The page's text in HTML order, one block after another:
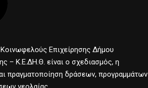
Επιχείρησης Δήμου
– Κ.Ε.ΔΗ.Θ. είναι ο σχεδιασμός, η
πραγματοποίηση δράσεων, προγραμμάτων